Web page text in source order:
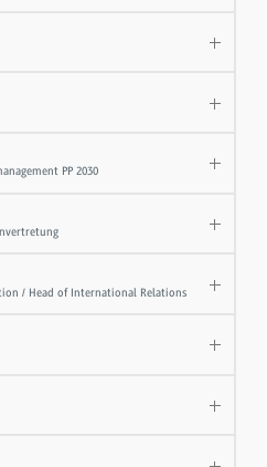
PP 2030
/ Head of International Relations